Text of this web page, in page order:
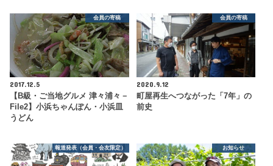
会員の寄稿
2017.12.5
【B級・ご当地グルメ 津々浦々－
File2】小浜ちゃんぽん・小浜皿
うどん
会員の寄稿
2020.9.12
町屋再生へつながった「7年」の
前史
報道発表（会員・会友限定） お知らせ